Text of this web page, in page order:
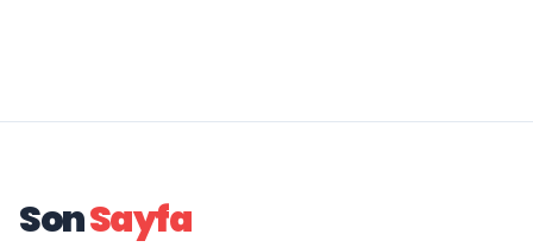
SonSayfa